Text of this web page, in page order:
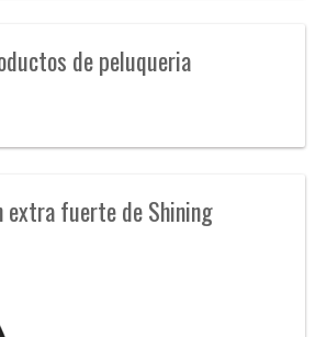
de peluqueria
extra fuerte de Shining